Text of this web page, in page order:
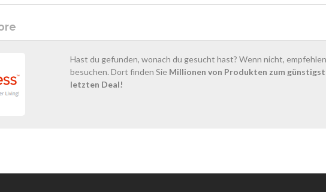
Hast du gefunden, wonach du gesucht hast? Wenn nicht,
besuchen. Dort finden Sie Millionen von Produkten zum
letzten Deal!